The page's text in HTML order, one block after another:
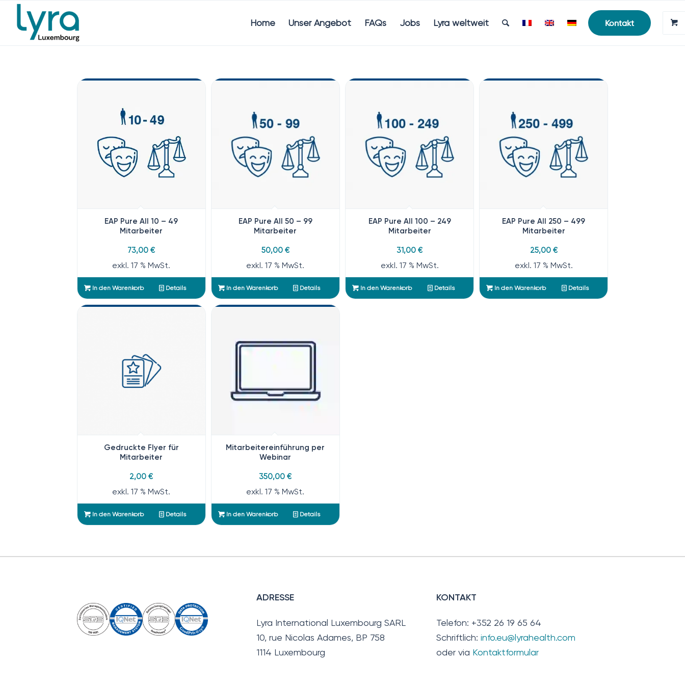
Home Unser Angebot FAQs Jobs Lyra weltweit Kontakt
EAP Pure All 10 – 49
Mitarbeiter
73,00€
exkl. 17 % MwSt.
In den Warenkorb Details
EAP Pure All 50 – 99
Mitarbeiter
50,00 €
exkl. 17 % MwSt.
In den Warenkorb Details
EAP Pure All 100 – 249
Mitarbeiter
31,00€
exkl. 17 % MwSt.
In den Warenkorb Details
EAP Pure All 250 – 499
Mitarbeiter
25,00 €
exkl. 17 % MwSt.
In den Warenkorb Details
Gedruckte Flyer für
Mitarbeiter
2,00€
exkl. 17 % MwSt.
In den Warenkorb Details
Mitarbeitereinführung per
Webinar
350,00€
exkl. 17 % MwSt.
In den Warenkorb Details
ADRESSE
Lyra International Luxembourg SARL
10, rue Nicolas Adames, BP 758
1114 Luxembourg
KONTAKT
Telefon: +352 26 19 65 64
Schriftlich:info.eu@lyrahealth.com
oder via Kontaktformular